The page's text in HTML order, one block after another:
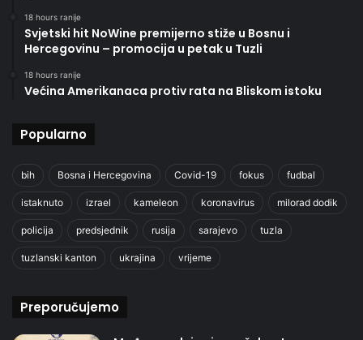
18 hours ranije
Svjetski hit NoWine premijerno stiže u Bosnu i
Hercegovinu – promocija u petak u Tuzli
18 hours ranije
Većina Amerikanaca protiv rata na Bliskom istoku
Popularno
bih Bosna i Hercegovina Covid-19 fokus fudbal
istaknuto izrael kameleon koronavirus milorad dodik
policija predsjednik rusija sarajevo tuzla
tuzlanski kanton ukrajina vrijeme
Preporučujemo